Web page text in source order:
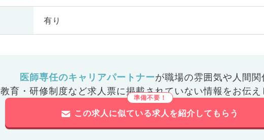
有り
医師専任のキャリアパートナーが職場の雰囲気や人間関
教育・研修制度など求人票に掲載されていない情報をお伝え
この求人に似ている求人を紹介してもらう